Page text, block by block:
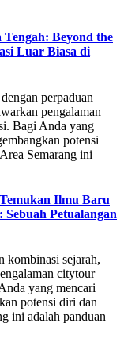
Beyond the
Luar Biasa di
perpaduan
pengalaman
Bagi Anda yang
potensi
Semarang ini
Ilmu Baru
Petualangan
kombinasi sejarah,
citytour
yang mencari
potensi diri dan
ini adalah panduan